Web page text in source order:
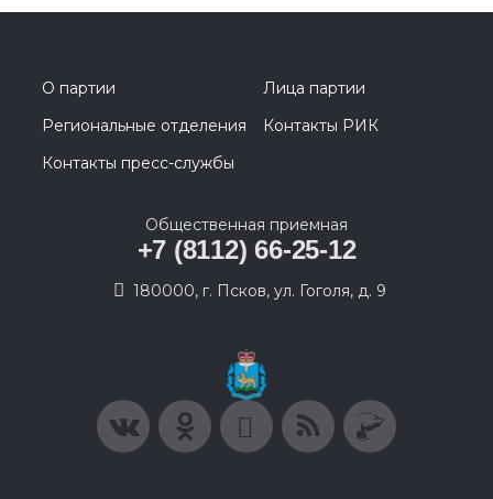
О партии
Лица партии
Региональные отделения
Контакты РИК
Контакты пресс-службы
Общественная приемная
+7 (8112) 66-25-12
180000, г. Псков, ул. Гоголя, д. 9